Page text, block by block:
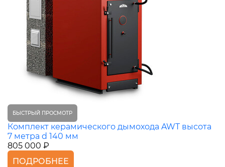
БЫСТРЫЙ ПРОСМОТР
Комплект керамического дымохода AWT высота
7 метра d 140 мм
805 000 ₽
ПОДРОБНЕЕ